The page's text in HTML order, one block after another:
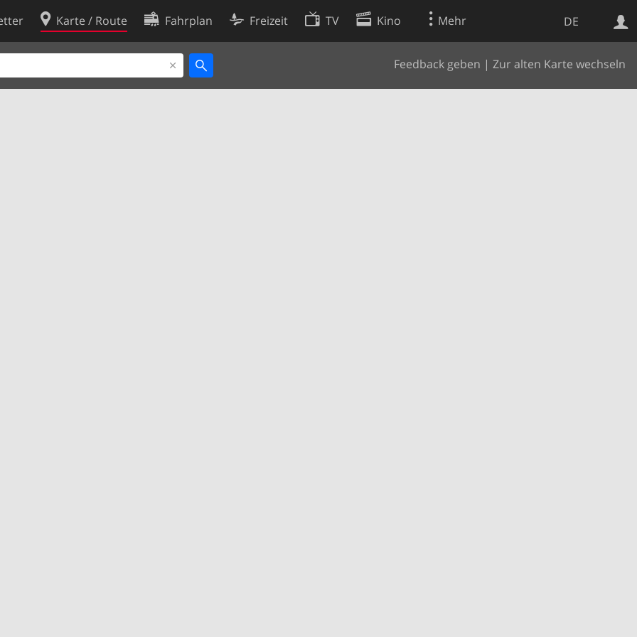
DE
Karte / Route Fahrplan Freizeit TV Kino Mehr
Feedback geben | Zur alten Karte wechseln
Websuche
Cookie-Richtlinie
Cookie-Einstellungen